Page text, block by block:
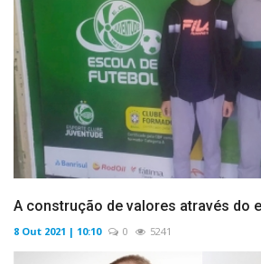
A construção de valores através do
8 Out 2021 | 10:10 0 5241